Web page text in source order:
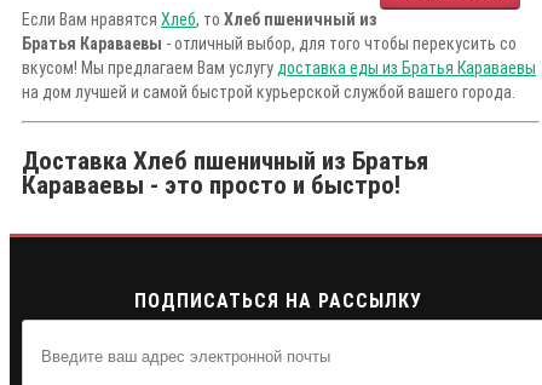
Если Вам нравятся Хлеб, то Хлеб пшеничный из
Братья Караваевы - отличный выбор, для того чтобы перекусить со
вкусом! Мы предлагаем Вам услугу доставка еды из Братья Караваевы
на дом лучшей и самой быстрой курьерской службой вашего города.
Доставка Хлеб пшеничный из Братья
Караваевы - это просто и быстро!
ПОДПИСАТЬСЯ НА РАССЫЛКУ